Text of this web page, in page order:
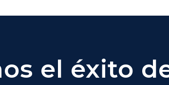
el éxito